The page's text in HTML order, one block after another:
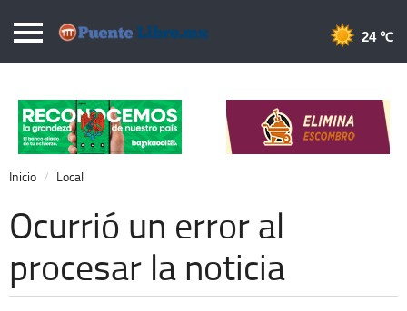
Puentelibre.mx
Local
Nacional
Opinión
Cronos
Economía
Espectáculos
24 ℃
Inicio Local
Ocurrió un error al
procesar la noticia